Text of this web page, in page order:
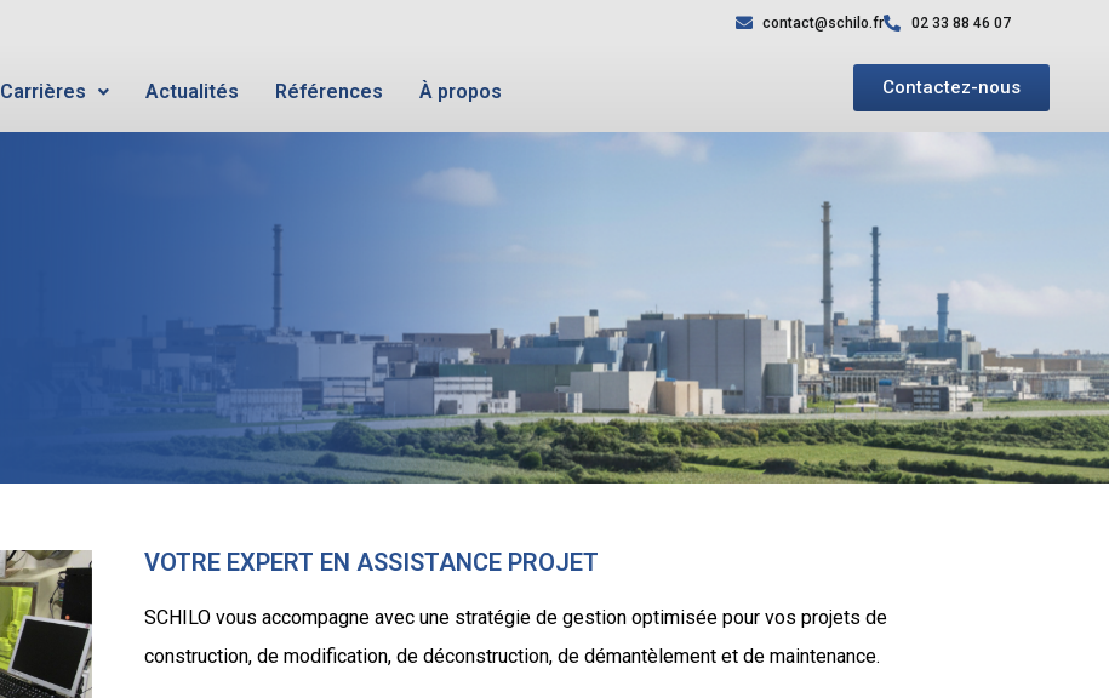
contact@schilo.fr 02 33 88 46 07
Carrières Actualités Références À propos Contactez-nous
VOTRE EXPERT EN ASSISTANCE PROJET
SCHILO vous accompagne avec une stratégie de gestion optimisée pour vos projets de
construction, de modification, de déconstruction, de démantèlement et de maintenance.